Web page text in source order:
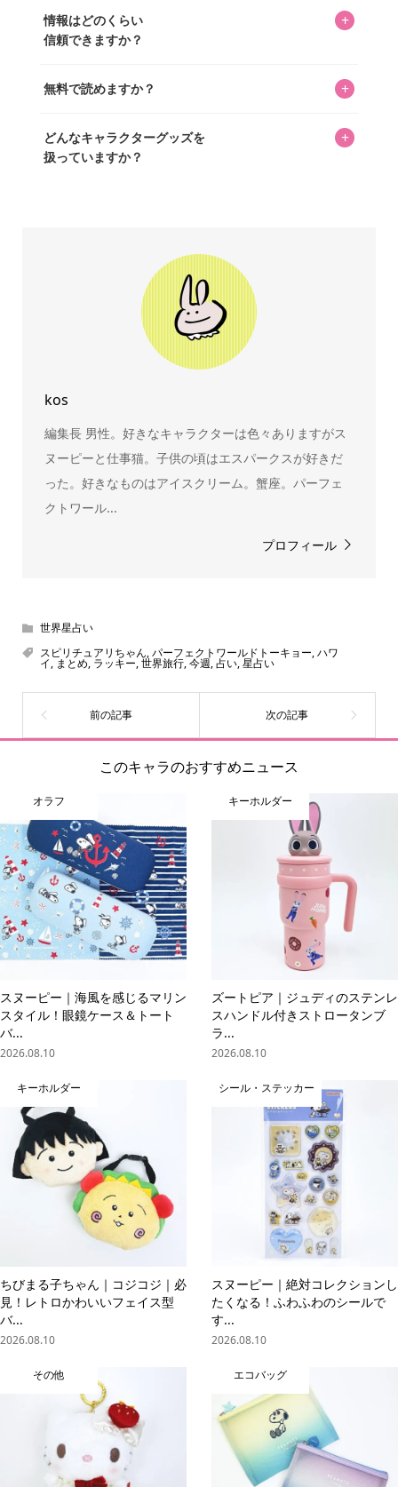
ッズを収集し、月に1,000点の新商品を選定・購入する編集
長KOSが全記事を監修しています。
書いています。AIは使用していません。編集長KOSが最終確
認を行い、手動で更新しています。
情報はどのくらい
信頼できますか？
+
いをお届けすることは保証します。なお、記事内に価格は
め、正確な情報をお伝えできないからです。
無料で読めますか？ +
どんなキャラクターグッズを
扱っていますか？
+
をご紹介しています。生まれたばかりの新しいキャラクタ
ーをいち早く皆さんにお届けすることも、私たちの使命の
kos
編集長 男性。好きなキャラクターは色々ありますがス
ヌーピーと仕事猫。子供の頃はエスパークスが好きだ
った。好きなものはアイスクリーム。蟹座。パーフェ
クトワール...
プロフィール
世界星占い
スピリチュアリちゃん,パーフェクトワールドトーキョー,ハワ
イ, まとめ, ラッキー,世界旅行,今週,占い,星占い
このキャラのおすすめニュース
オラフ
スヌーピー｜海風を感じるマリン
スタイル！眼鏡ケース＆トート
バ...
2026.08.10
キーホルダー
ズートピア｜ジュディのステンレ
スハンドル付きストロータンブ
ラ...
2026.08.10
キーホルダー
ちびまる子ちゃん｜コジコジ｜必
見！レトロかわいいフェイス型
バ...
2026.08.10
シール・ステッカー
スヌーピー｜絶対コレクションし
たくなる！ふわふわのシールで
す...
2026.08.10
その他 エコバッグ
online store company info contact us share me!